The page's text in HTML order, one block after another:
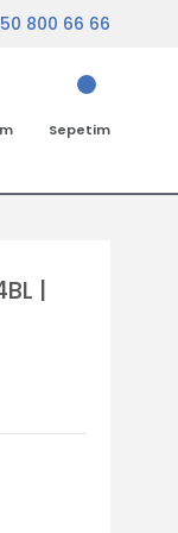
800 66 66
Sepetim
|